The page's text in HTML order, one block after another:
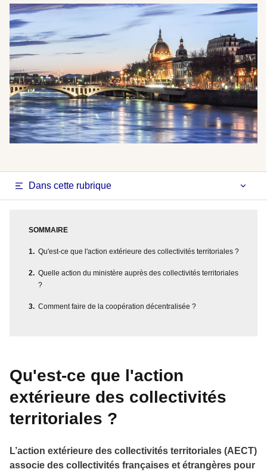
Dans cette rubrique
SOMMAIRE
Qu'est-ce que l'action extérieure des collectivités territoriales ?
Quelle action du ministère auprès des collectivités territoriales
?
Comment faire de la coopération décentralisée ?
Qu'est-ce que l'action
extérieure des collectivités
territoriales ?
L’action extérieure des collectivités territoriales (AECT)
associe des collectivités françaises et étrangères pour